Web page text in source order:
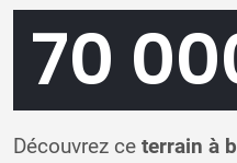
70
Découvrez ce terrain à